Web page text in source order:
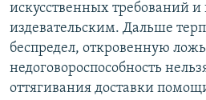
искусственных требований и
издевательским. Дальше
беспредел, откровенную
недоговороспособность
оттягивания доставки